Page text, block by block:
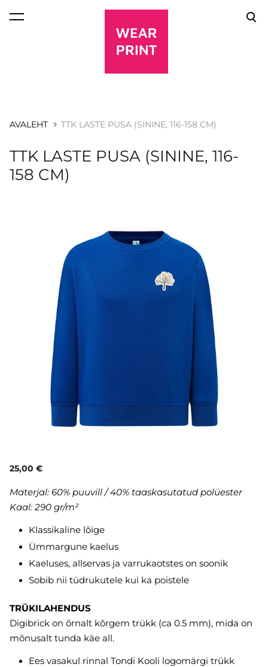
lisati ostukorvi.
AVALEHT TTK LASTE PUSA (SININE, 116-158 CM)
TTK LASTE PUSA (SININE, 116-
158 CM)
25,00 €
Materjal: 60% puuvill / 40% taaskasutatud polüester
Kaal: 290 gr/m²
Klassikaline lõige
Ümmargune kaelus
Kaeluses, allservas ja varrukaotstes on soonik
Sobib nii tüdrukutele kui ka poistele
TRÜKILAHENDUS
Digibrick on õrnalt kõrgem trükk (ca 0.5 mm), mida on
mõnusalt tunda käe all.
Ees vasakul rinnal Tondi Kooli logomärgi trükk